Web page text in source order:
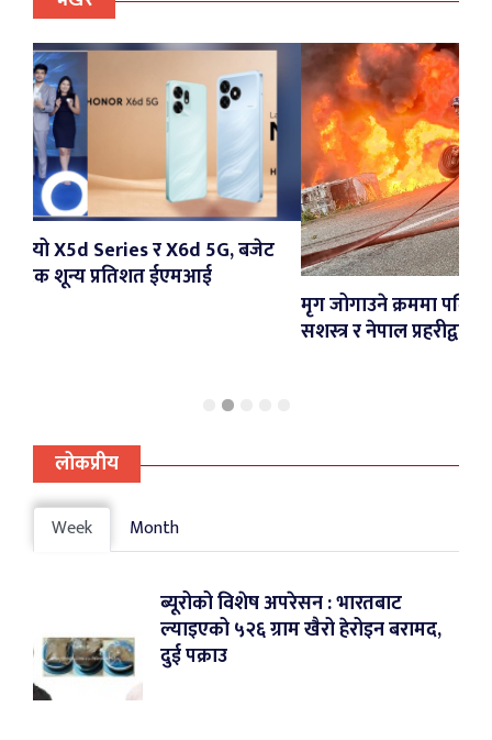
5G, बजेट
मृग जोगाउने क्रममा पल्टिएको पेट्रोल ट्याङ्करमा
सशस्त्र र नेपाल प्रहरीद्वारा नियन्त्रण
लोकप्रीय
Week Month
ब्यूरोको विशेष अपरेसन : भारतबाट
ल्याइएको ५२६ ग्राम खैरो हेरोइन बरामद,
दुई पक्राउ